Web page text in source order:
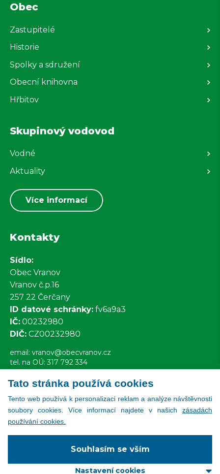
Tato stránka používá cookies
Tento web používá k personalizaci reklam a analýze návštěvnosti
soubory cookies. Více informací najdete v našich zásadách
používání cookies.
Souhlasím se vším
Nastavení cookies
Obec
Zastupitelé
Historie
Spolky a sdružení
Obecní knihovna
Hřbitov
Skupinový vodovod
Vodné
Aktuality
Více informací
Kontakty
Sídlo:
Obec Vranov
Vranov č.p.16
257 22 Čerčany
ID datové schránky: fv6a9a3
IČ: 00232980
DIČ: CZ00232980
email: vranov@obecvranov.cz
tel. na OÚ: 317 792 334
Všechny kontakty
Copyright © 2026
web:Svět IT